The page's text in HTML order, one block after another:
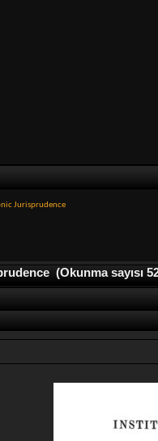
Jurisprudence
(Okunma sayısı